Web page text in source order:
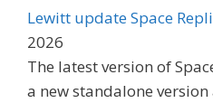
Lewitt update Space
2026
The latest version of
a new standalone